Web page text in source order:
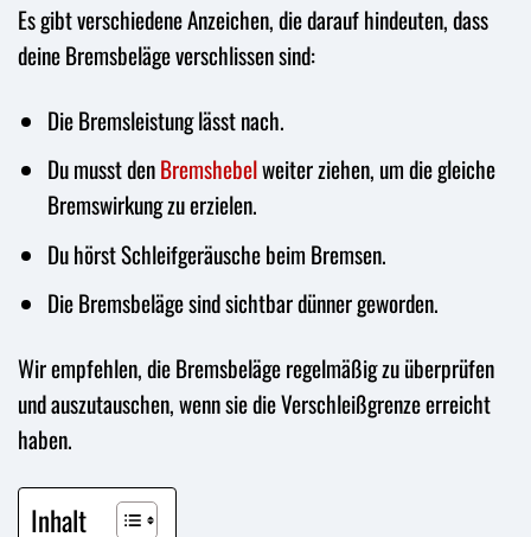
Es gibt verschiedene Anzeichen, die darauf hindeuten, dass
deine Bremsbeläge verschlissen sind:
Die Bremsleistung lässt nach.
Du musst denBremshebelweiter ziehen, um die gleiche
Bremswirkung zu erzielen.
Du hörst Schleifgeräusche beim Bremsen.
Die Bremsbeläge sind sichtbar dünner geworden.
Wir empfehlen, die Bremsbeläge regelmäßig zu überprüfen
und auszutauschen, wenn sie die Verschleißgrenze erreicht
haben.
Inhalt